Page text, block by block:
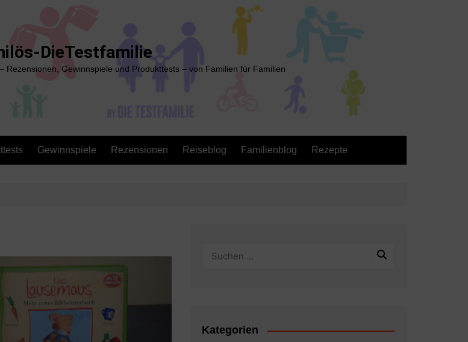
DieTestfamilie
Rezensionen, Gewinnspiele und Produkttests – von Familien für Familien
Gewinnspiele Rezensionen Reiseblog Familienblog Rezepte
Kategorien